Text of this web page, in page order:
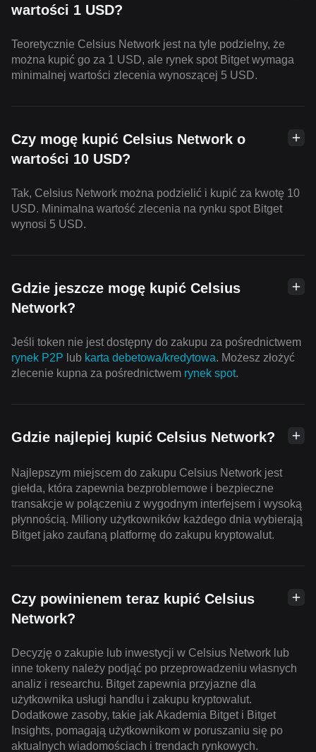
wartości 1 USD?
Teoretycznie Celsius Network jest na tyle podzielny, że
można kupić go za 1 USD, ale rynek spot Bitget wymaga
minimalnej wartości zlecenia wynoszącej 5 USD.
Czy mogę kupić Celsius Network o
wartości 10 USD?
Tak, Celsius Network można podzielić i kupić za kwotę 10
USD. Minimalna wartość zlecenia na rynku spot Bitget
wynosi 5 USD.
Gdzie jeszcze mogę kupić Celsius
Network?
Jeśli token nie jest dostępny do zakupu za pośrednictwem
rynek P2P lub karta debetowa/kredytowa. Możesz złożyć
zlecenie kupna za pośrednictwem rynek spot.
Gdzie najlepiej kupić Celsius Network?
Najlepszym miejscem do zakupu Celsius Network jest
giełda, która zapewnia bezproblemowe i bezpieczne
transakcje w połączeniu z wygodnym interfejsem i wysoką
płynnością. Miliony użytkowników każdego dnia wybierają
Bitget jako zaufaną platformę do zakupu kryptowalut.
Czy powinienem teraz kupić Celsius
Network?
Decyzję o zakupie lub inwestycji w Celsius Network lub
inne tokeny należy podjąć po przeprowadzeniu własnych
analiz i researchu. Bitget zapewnia przyjazne dla
użytkownika usługi handlu i zakupu kryptowalut.
Dodatkowe zasoby, takie jak Akademia Bitget i Bitget
Insights, pomagają użytkownikom w poruszaniu się po
aktualnych wiadomościach i trendach rynkowych.